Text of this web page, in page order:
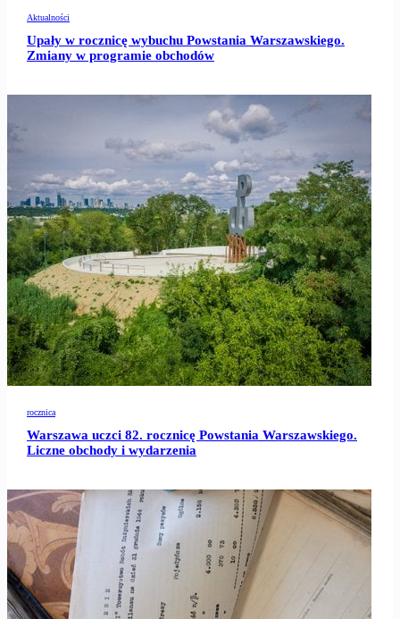
Aktualności
Upały w rocznicę wybuchu Powstania Warszawskiego.
Zmiany w programie obchodów
rocznica
Warszawa uczci 82. rocznicę Powstania Warszawskiego.
Liczne obchody i wydarzenia